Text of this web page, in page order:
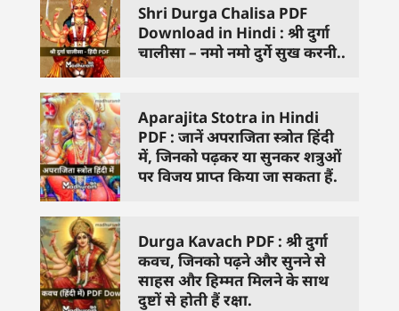
Shri Durga Chalisa PDF
Download in Hindi : श्री दुर्गा
चालीसा – नमो नमो दुर्गे सुख करनी..
Aparajita Stotra in Hindi
PDF : जानें अपराजिता स्त्रोत हिंदी
में, जिनको पढ़कर या सुनकर शत्रुओं
पर विजय प्राप्त किया जा सकता हैं.
Durga Kavach PDF : श्री दुर्गा
कवच, जिनको पढ़ने और सुनने से
साहस और हिम्मत मिलने के साथ
दुष्टों से होती हैं रक्षा.